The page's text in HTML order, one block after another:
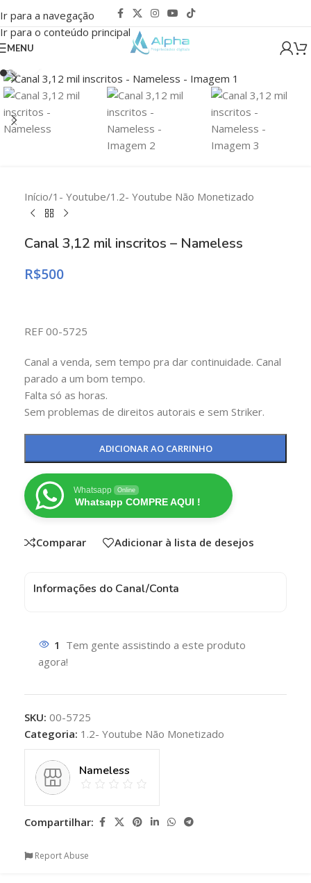
Ir para a navegação
Ir para o conteúdo principal
MENU
Início/1- Youtube/1.2- Youtube Não Monetizado
Canal 3,12 mil inscritos – Nameless
R$500
REF 00-5725
Canal a venda, sem tempo pra dar continuidade. Canal
parado a um bom tempo.
Falta só as horas.
Sem problemas de direitos autorais e sem Striker.
ADICIONAR AO CARRINHO
Whatsapp Online
Whatsapp COMPRE AQUI !
Comparar Adicionar à lista de desejos
Informações do Canal/Conta
1 Tem gente assistindo a este produto
agora!
SKU: 00-5725
Categoria: 1.2- Youtube Não Monetizado
Nameless
Compartilhar:
Report Abuse